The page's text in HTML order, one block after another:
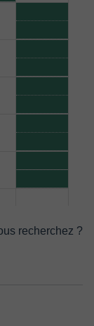
recherchez ?